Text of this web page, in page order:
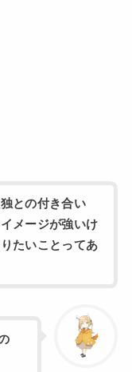
との付き合い
メージが強いけ
たいことってあ